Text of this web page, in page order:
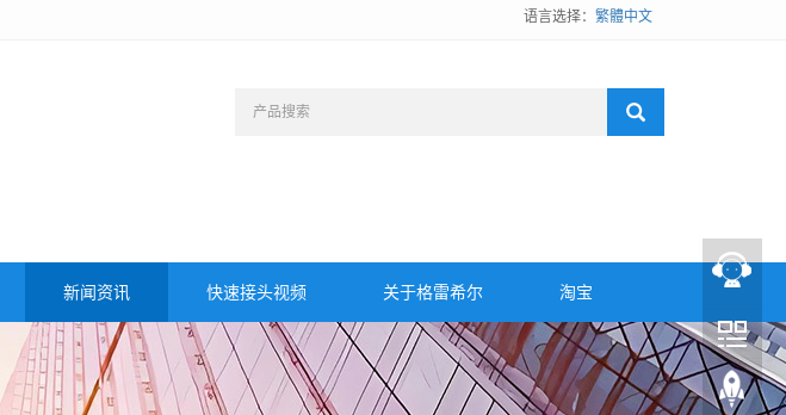
语言选择： 繁體中文
新闻资讯 快速接头视频 关于格雷希尔 淘宝